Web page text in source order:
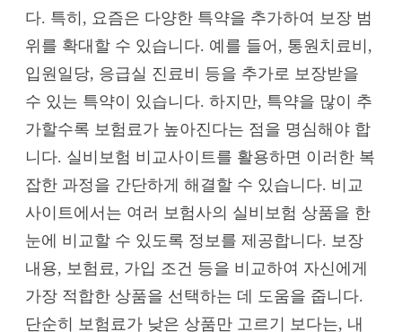
다. 특히, 요즘은 다양한 특약을 추가하여 보장 범
위를 확대할 수 있습니다. 예를 들어, 통원치료비,
입원일당, 응급실 진료비 등을 추가로 보장받을
수 있는 특약이 있습니다. 하지만, 특약을 많이 추
가할수록 보험료가 높아진다는 점을 명심해야 합
니다. 실비보험 비교사이트를 활용하면 이러한 복
잡한 과정을 간단하게 해결할 수 있습니다. 비교
사이트에서는 여러 보험사의 실비보험 상품을 한
눈에 비교할 수 있도록 정보를 제공합니다. 보장
내용, 보험료, 가입 조건 등을 비교하여 자신에게
가장 적합한 상품을 선택하는 데 도움을 줍니다.
단순히 보험료가 낮은 상품만 고르기 보다는, 내